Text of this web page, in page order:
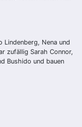
Lindenberg, Nena und
zufällig Sarah Connor,
Bushido und bauen